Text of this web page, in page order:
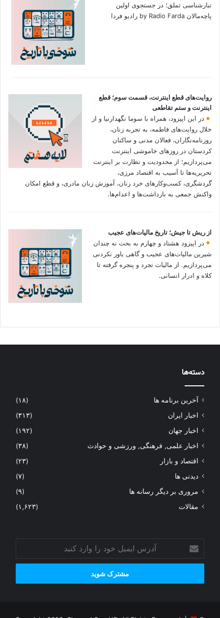
تبارشناسی تملق؛ در جستجوی اولین‌
پاچه‌مالان by Radio Farda رادیو فردا
روایت‌های قطع اینترنت، قسمت سوم؛ قطع
اینترنت و ستم تقاطعی
در این اپیزود، همراه با سوما نگهدارنیا و از
خلال روایت‌های فاطمه، به تجربه زنان،
روزنامه‌نگاران، فعالان مدنی و ساکنان
کردستان در روزهای خاموشی اینترنت
می‌پردازیم؛ از محدودیت و نظارت بر اینترنت
تحریریه‌ها تا آسیب به اقتصاد مرزی،
گردشگری، کسب‌وکارهای خرد زنان، آموزش زبان مادری، و قطع امکان
واکنش جمعی به بازداشت‌ها و اعدام‌ها.
از ریش تا جیش؛ تاریخ مالیات‌های عجیب
در اپیزود هشتاد و چهارم به بحث نه چندان
شیرین مالیات‌های عجیب و گاهی باور نکردنی‌
می‌پردازیم. از مالیات تجرد و پنجره گرفته تا
کلاه و ادرار انسانی.
دسته‌ها
آخرین برنامه ها
(۱۸)
اخبار ایران
(۳۱۳)
اخبار جهان
(۱۹۲)
اخبار علمی, فرهنگی, ورزشی و حوادث
(۳۸)
اقتصاد و بازار
(۲۳)
دیدنی ها
(۷)
مروری بر دیگر رسانه ها
(۹)
مقالات
(۱,۶۲۳)
ایمیل
خود
وارد